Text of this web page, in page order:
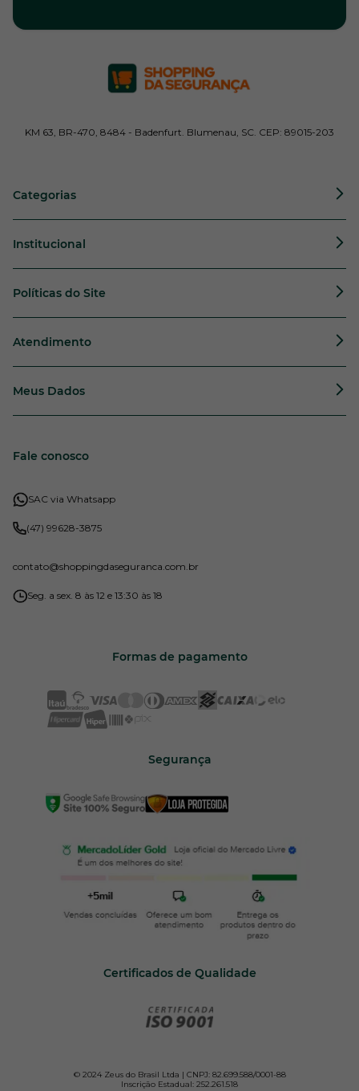
KM 63, BR-470, 8484 - Badenfurt. Blumenau, SC. CEP: 89015-203
Categorias
Institucional
Políticas do Site
Atendimento
Meus Dados
Fale conosco
SAC via Whatsapp
(47) 99628-3875
contato@shoppingdaseguranca.com.br
Seg. a sex. 8 às 12 e 13:30 às 18
Formas de pagamento
Segurança
Certificados de Qualidade
© 2024 Zeus do Brasil Ltda | CNPJ: 82.699.588/0001-88
Inscrição Estadual: 252.261.518